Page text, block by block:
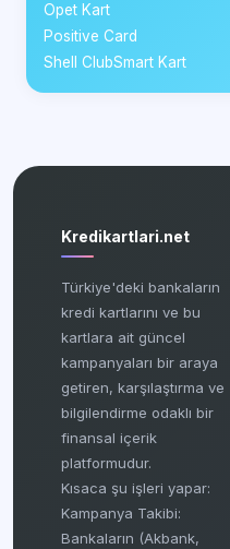
Opet Kart
Positive Card
Shell ClubSmart Kart
Kredikartlari.net
Türkiye'deki bankaların
kredi kartlarını ve bu
kartlara ait güncel
kampanyaları bir araya
getiren, karşılaştırma ve
bilgilendirme odaklı bir
finansal içerik
platformudur.
Kısaca şu işleri yapar:
Kampanya Takibi:
Bankaların (Akbank,